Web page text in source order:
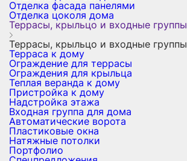
Отделка фасада панелями
Отделка цоколя дома
Террасы, крыльцо и входные группы
Террасы, крыльцо и входные группы
Терраса к дому
Ограждение для террасы
Ограждения для крыльца
Теплая веранда к дому
Пристройка к дому
Надстройка этажа
Входная группа для дома
Автоматические ворота
Пластиковые окна
Натяжные потолки
Портфолио